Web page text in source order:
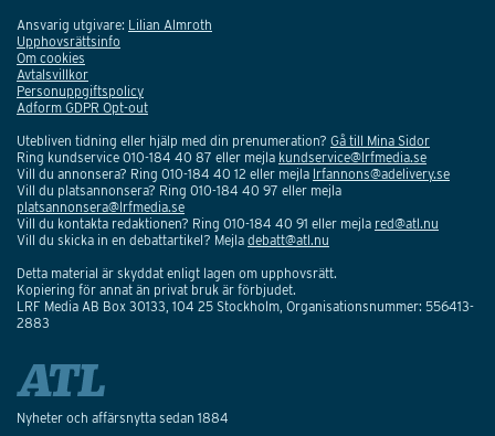
Ansvarig utgivare: Lilian Almroth
Upphovsrättsinfo
Om cookies
Avtalsvillkor
Personuppgiftspolicy
Adform GDPR Opt-out
Utebliven tidning eller hjälp med din prenumeration? Gå till Mina Sidor
Ring kundservice 010-184 40 87 eller mejla kundservice@lrfmedia.se
Vill du annonsera? Ring 010-184 40 12 eller mejla lrfannons@adelivery.se
Vill du platsannonsera? Ring 010-184 40 97 eller mejla
platsannonsera@lrfmedia.se
Vill du kontakta redaktionen? Ring 010-184 40 91 eller mejla red@atl.nu
Vill du skicka in en debattartikel? Mejla debatt@atl.nu
Detta material är skyddat enligt lagen om upphovsrätt.
Kopiering för annat än privat bruk är förbjudet.
LRF Media AB Box 30133, 104 25 Stockholm, Organisationsnummer: 556413-
2883
Nyheter och affärsnytta sedan 1884